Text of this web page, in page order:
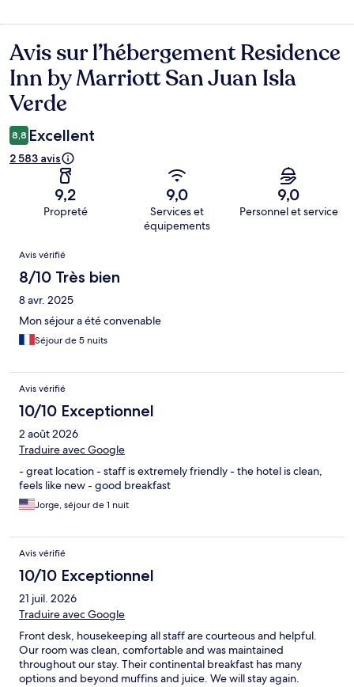
Avis
Avis sur l’hébergement Residence
Inn by Marriott San Juan Isla
Verde
8,8 Excellent
2 583 avis
9,2
Propreté
9,0
Services et
équipements
9,0
Personnel et service
Avis
Avis vérifié
8/10 Très bien
8 avr. 2025
Mon séjour a été convenable
Séjour de 5 nuits
Avis vérifié
10/10 Exceptionnel
2 août 2026
Traduire avec Google
- great location - staff is extremely friendly - the hotel is clean,
feels like new - good breakfast
Jorge, séjour de 1 nuit
Avis vérifié
10/10 Exceptionnel
21 juil. 2026
Traduire avec Google
Front desk, housekeeping all staff are courteous and helpful.
Our room was clean, comfortable and was maintained
throughout our stay. Their continental breakfast has many
options and beyond muffins and juice. We will stay again.